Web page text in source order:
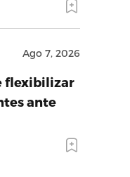
Ago 7, 2026
flexibilizar
ante